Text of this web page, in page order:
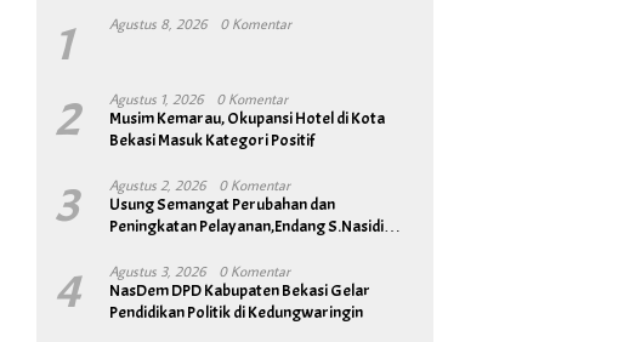
1 Agustus 8, 2026 0 Komentar
2 Agustus 1, 2026 0 Komentar
Musim Kemarau, Okupansi Hotel di Kota
Bekasi Masuk Kategori Positif
3 Agustus 2, 2026 0 Komentar
Usung Semangat Perubahan dan
Peningkatan Pelayanan,Endang S.Nasidi
4 Agustus 3, 2026 0 Komentar
NasDem DPD Kabupaten Bekasi Gelar
Pendidikan Politik di Kedungwaringin